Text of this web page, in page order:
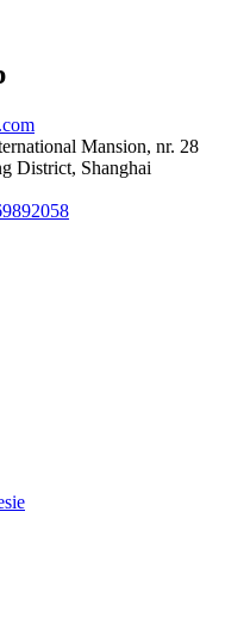
Mansion, nr. 28
District, Shanghai